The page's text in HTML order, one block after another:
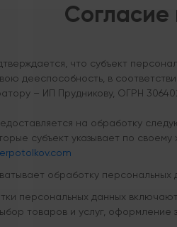
что субъект
дееспособность, в
– ИП Прудникову, ОГРН
на обработку
субъект указывает по
обработку персональных
персональных данных
товаров и услуг, оформление